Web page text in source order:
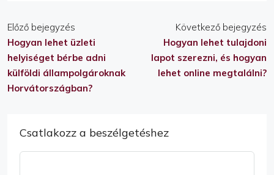
Előző bejegyzés
Hogyan lehet üzleti
helyiséget bérbe adni
külföldi állampolgároknak
Horvátországban?
Következő bejegyzés
Hogyan lehet tulajdoni
lapot szerezni, és hogyan
lehet online megtalálni?
Csatlakozz a beszélgetéshez